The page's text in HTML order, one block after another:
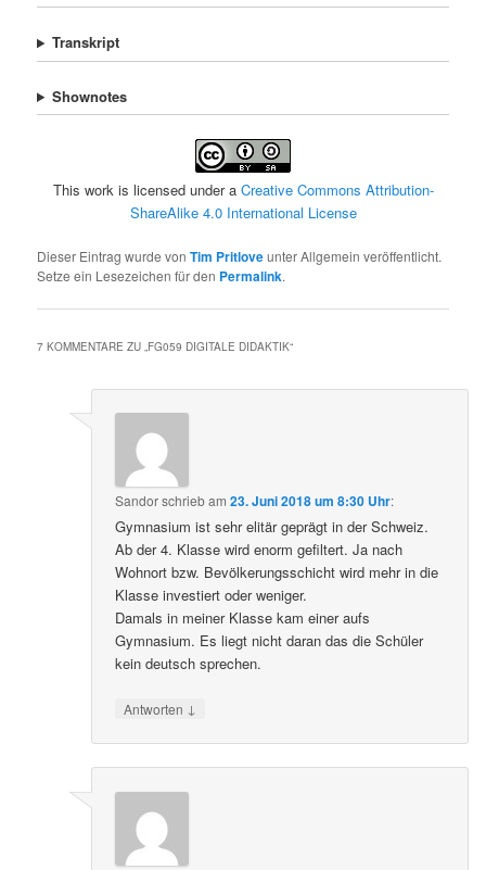
Transkript
Shownotes
This work is licensed under a Creative Commons Attribution-
ShareAlike 4.0 International License
Dieser Eintrag wurde vonTim Pritloveunter Allgemein veröffentlicht.
Setze ein Lesezeichen für den Permalink.
7 KOMMENTARE ZU „FG059 DIGITALE DIDAKTIK“
Sandorschriebam23. Juni 2018 um 8:30 Uhr:
Gymnasium ist sehr elitär geprägt in der Schweiz.
Ab der 4. Klasse wird enorm gefiltert. Ja nach
Wohnort bzw. Bevölkerungsschicht wird mehr in die
Klasse investiert oder weniger.
Damals in meiner Klasse kam einer aufs
Gymnasium. Es liegt nicht daran das die Schüler
kein deutsch sprechen.
Antworten ↓